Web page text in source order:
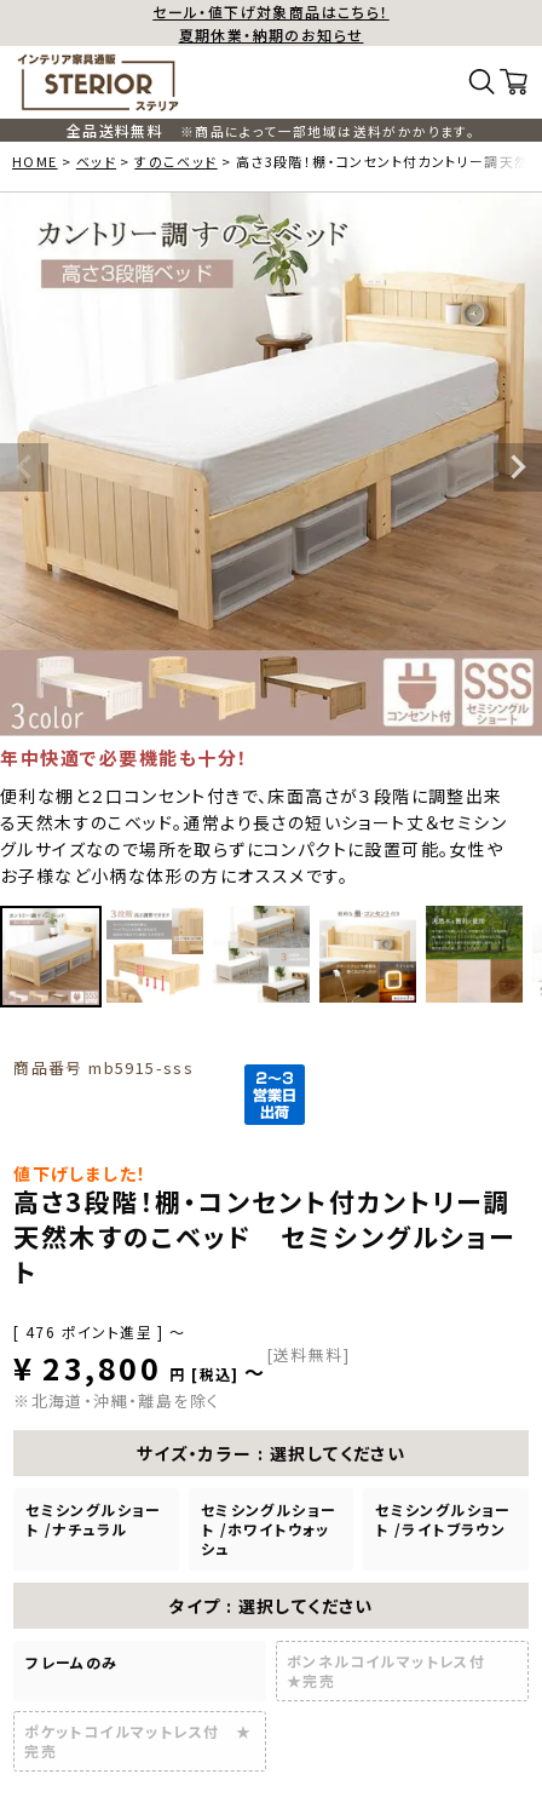
セール・値下げ対象商品はこちら！
夏期休業・納期のお知らせ
全品送料無料
※商品によって一部地域は送料がかかります。
HOME
ベッド すのこベッド 高さ3段階！棚・コンセント付カントリー調天
年中快適で必要機能も十分！
便利な棚と２口コンセント付きで、床面高さが３段階に調整出来
る天然木すのこベッド｡通常より長さの短いショート丈＆セミシン
グルサイズなので場所を取らずにコンパクトに設置可能。女性や
お子様など小柄な体形の方にオススメです。
商品番号 mb5915-sss
値下げしました！
高さ3段階！棚・コンセント付カントリー調
天然木すのこベッド セミシングルショー
ト
[ 476 ポイント進呈 ] 〜
¥ 23,800 税込 〜
[送料無料]
※北海道・沖縄・離島を除く
サイズ・カラー 選択してください
セミシングルショー
ト /ナチュラル
セミシングルショー
ト /ホワイトウォッ
シュ
セミシングルショー
ト /ライトブラウン
タイプ 選択してください
フレームのみ
ボンネルコイルマットレス付
★完売
ポケットコイルマットレス付 ★
完売